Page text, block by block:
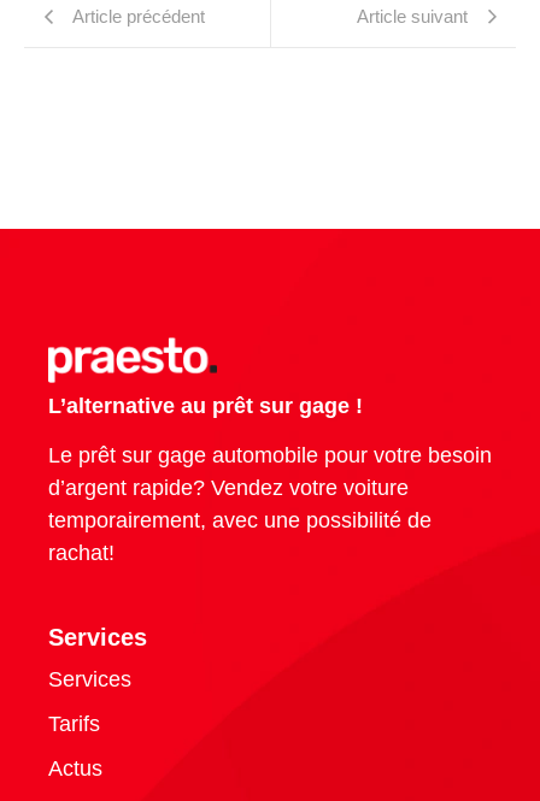
Article précédent Article suivant
L’alternative au prêt sur gage !
Le prêt sur gage automobile pour votre besoin
d’argent rapide? Vendez votre voiture
temporairement, avec une possibilité de
rachat!
Services
Services
Tarifs
Actus